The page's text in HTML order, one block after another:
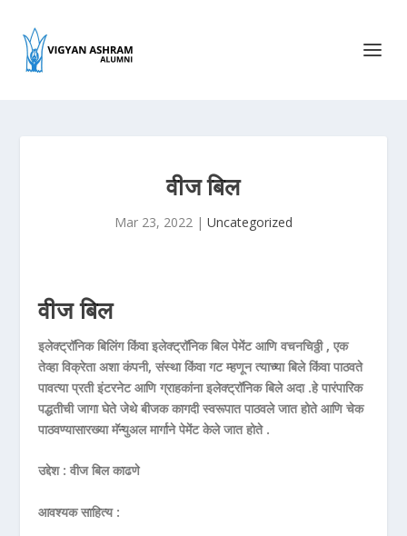
वीज बिल
Mar 23, 2022 | Uncategorized
वीज बिल
इलेक्ट्रॉनिक बिलिंग किंवा इलेक्ट्रॉनिक बिल पेमेंट आणि वचनचिठ्ठी , एक
तेव्हा विक्रेता अशा कंपनी, संस्था किंवा गट म्हणून त्याच्या बिले किंवा पाठवते
पावत्या प्रती इंटरनेट आणि ग्राहकांना इलेक्ट्रॉनिक बिले अदा .हे पारंपारिक
पद्धतीची जागा घेते जेथे बीजक कागदी स्वरूपात पाठवले जात होते आणि चेक
पाठवण्यासारख्या मॅन्युअल मार्गाने पेमेंट केले जात होते .
उद्देश : वीज बिल काढणे
आवश्यक साहित्य :